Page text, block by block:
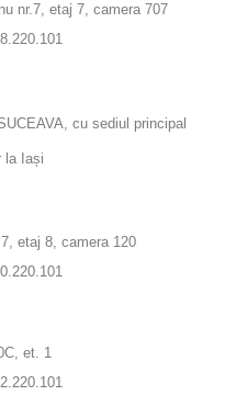
etaj 7, camera 707
cu sediul principal
la Iași
8, camera 120
et. 1